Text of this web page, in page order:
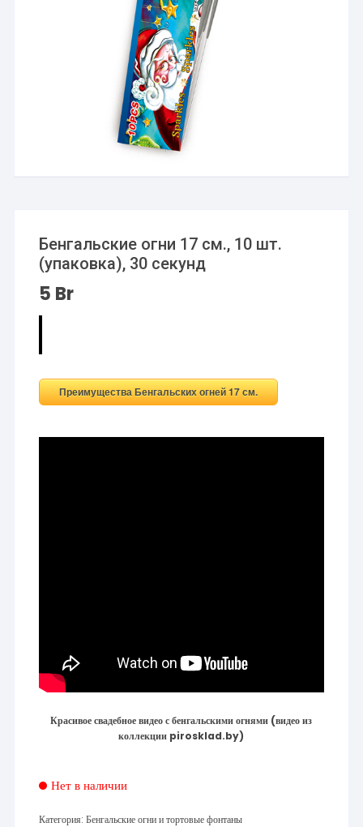
Бенгальские огни 17 см., 10 шт.
(упаковка), 30 секунд
5 Br
Преимущества Бенгальских огней 17 см.
Красивое свадебное видео с бенгальскими огнями (видео из
коллекции pirosklad.by)
Нет в наличии
Категория:Бенгальские огни и тортовые фонтаны